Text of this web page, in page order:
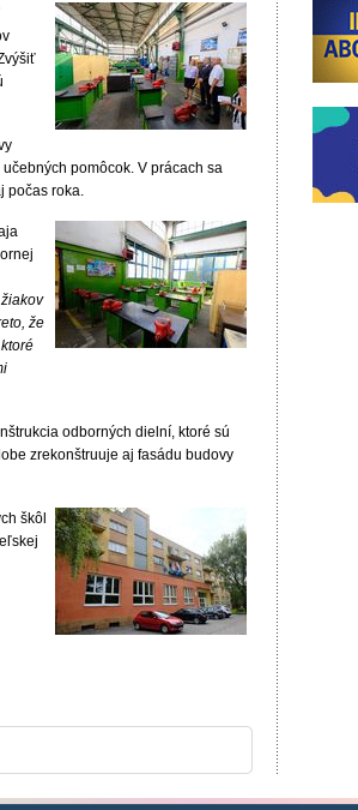
pomôcok. V prácach sa
počas roka.
že
odborných dielní, ktoré sú
zrekonštruuje aj fasádu budovy
škôl